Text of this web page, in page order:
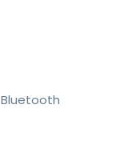
Bluetooth